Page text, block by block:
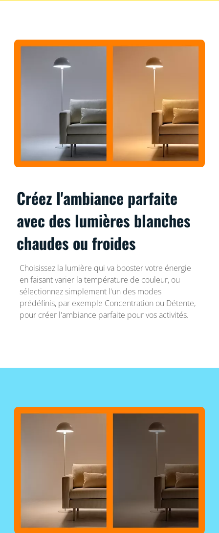
Créez l'ambiance parfaite
avec des lumières blanches
chaudes ou froides
Choisissez la lumière qui va booster votre énergie
en faisant varier la température de couleur, ou
sélectionnez simplement l'un des modes
prédéfinis, par exemple Concentration ou Détente,
pour créer l'ambiance parfaite pour vos activités.